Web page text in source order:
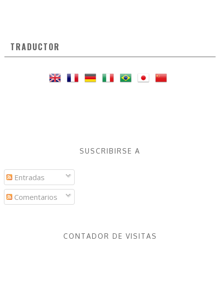
TRADUCTOR
SUSCRIBIRSE A
Entradas
Comentarios
CONTADOR DE VISITAS